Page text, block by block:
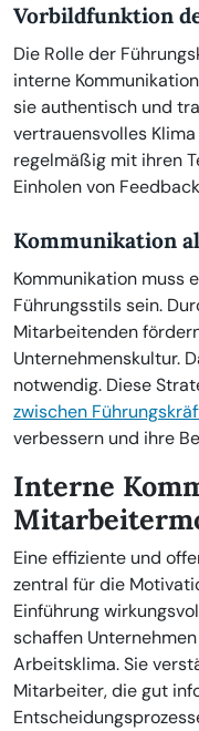
Vorbildfunktion
Die Rolle der
interne
sie authentisch und
vertrauensvolles
regelmäßig mit ihren
Einholen von
Kommunikation
Kommunikation muss
Führungsstils sein.
Mitarbeitenden
Unternehmenskultur.
notwendig. Diese
zwischen
verbessern und ihre
Interne
Eine effiziente und
zentral für die
Einführung
schaffen
Arbeitsklima. Sie
Mitarbeiter, die gut